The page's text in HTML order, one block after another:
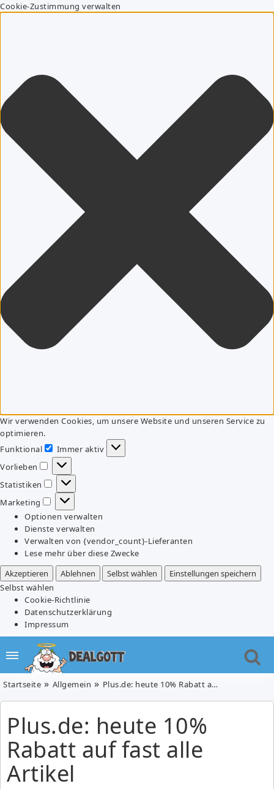
Cookie-Zustimmung verwalten
Wir verwenden Cookies, um unsere Website und unseren Service zu
optimieren.
Funktional
Funktional
Immer aktiv
Vorlieben
Vorlieben
Statistiken
Statistiken
Marketing
Marketing
Optionen verwalten
Dienste verwalten
Verwalten von {vendor_count}-Lieferanten
Lese mehr über diese Zwecke
Akzeptieren
Ablehnen Selbst wählen
Einstellungen speichern
Selbst wählen
Cookie-Richtlinie
Datenschutzerklärung
Impressum
Startseite Allgemein Plus.de: heute 10% Rabatt auf fast alle Artikel
Plus.de: heute 10%
Rabatt auf fast alle
Artikel